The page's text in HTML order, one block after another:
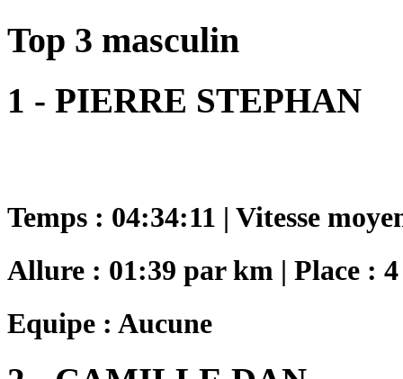
Top 3 masculin
1 - PIERRE STEPHAN
Temps : 04:34:11 | Vitesse
Allure : 01:39 par km | Place : 4
Equipe : Aucune